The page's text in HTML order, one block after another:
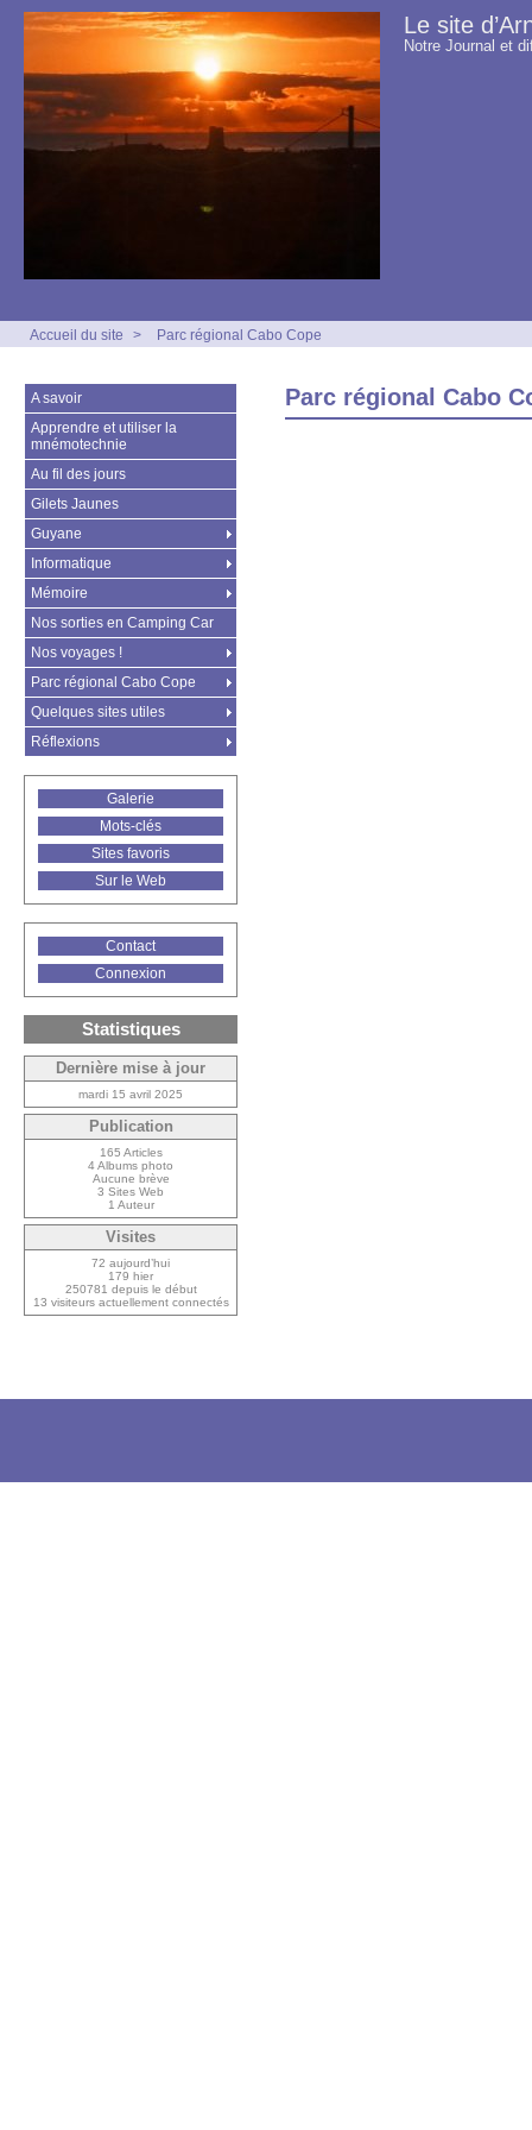
Le site
Notre Journal et
Accueil du site > Parc régional Cabo Cope
Parc régional Cabo
A savoir
Apprendre et utiliser la
mnémotechnie
Au fil des jours
Gilets Jaunes
Guyane
Informatique
Mémoire
Nos sorties en Camping Car
Nos voyages !
Parc régional Cabo Cope
Quelques sites utiles
Réflexions
Galerie
Mots-clés
Sites favoris
Sur le Web
Contact
Connexion
Statistiques
Dernière mise à jour
mardi 15 avril 2025
Publication
165 Articles
4 Albums photo
Aucune brève
3 Sites Web
1 Auteur
Visites
72 aujourd’hui
179 hier
250781 depuis le début
13 visiteurs actuellement connectés